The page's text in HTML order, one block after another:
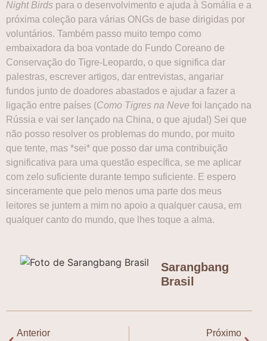
Night Birds para o desenvolvimento e ajuda à Somália e a
próxima coleção para várias ONGs de base dirigidas por
voluntários. Também passo muito tempo como
embaixadora da boa vontade do Fundo Coreano de
Conservação do Tigre-Leopardo, o que significa dar
palestras, escrever artigos, dar entrevistas, angariar
fundos junto de doadores abastados e ajudar a fazer a
ligação entre países (Como Tigres na Neve foi lançado na
Rússia e vai ser lançado na China, o que ajuda!) Sei que
não posso resolver os problemas do mundo, por muito
que tente, mas *sei* que posso dar uma contribuição
significativa para uma questão específica, se me aplicar
com zelo suficiente durante tempo suficiente. E espero
sinceramente que pelo menos uma parte dos meus
leitores se juntem a mim no apoio a qualquer causa, em
qualquer canto do mundo, que lhes toque a alma.
Sarangbang
Brasil
Anterior
Próximo